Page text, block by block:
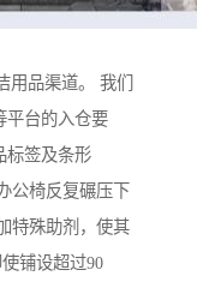
用品渠道。 我们
平台的入仓要
标签及条形
公椅反复碾压下
特殊助剂，使其
铺设超过90